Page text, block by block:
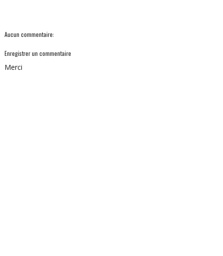
Aucun commentaire:
Enregistrer un commentaire
Merci